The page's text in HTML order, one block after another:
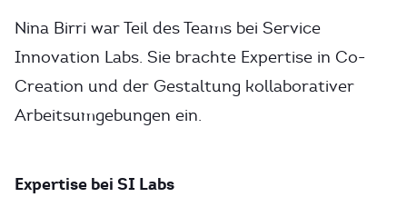
Nina Birri war Teil des Teams bei Service
Innovation Labs. Sie brachte Expertise in Co-
Creation und der Gestaltung kollaborativer
Arbeitsumgebungen ein.
Expertise bei SI Labs